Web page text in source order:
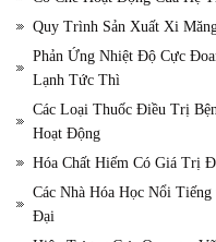
Quy Trình Sản Xuất Xi
Phản Ứng Nhiệt Độ Cực
Lạnh Tức Thì
Các Loại Thuốc Điều Trị
Hoạt Động
Hóa Chất Hiếm Có Giá Trị
Các Nhà Hóa Học Nổi
Đại